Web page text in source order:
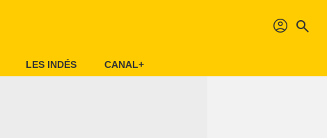
profil search
LES INDÉS CANAL+